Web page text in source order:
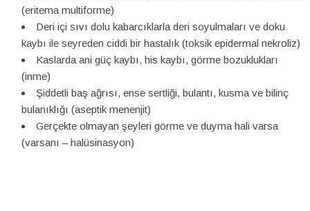
(eritema multiforme)
Deri içi sıvı dolu kabarcıklarla deri soyulmaları ve doku
kaybı ile seyreden ciddi bir hastalık (toksik epidermal nekroliz)
Kaslarda ani güç kaybı, his kaybı, görme bozuklukları
(inme)
Şiddetli baş ağrısı, ense sertliği, bulantı, kusma ve bilinç
bulanıklığı (aseptik menenjit)
Gerçekte olmayan şeyleri görme ve duyma hali varsa
(varsanı – halüsinasyon)